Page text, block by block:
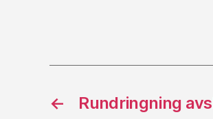
← Rundringning